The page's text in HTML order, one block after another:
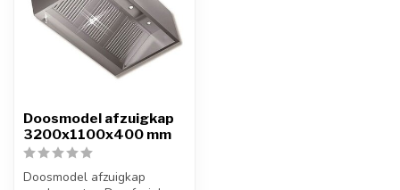
Doosmodel afzuigkap
3200x1100x400 mm
Doosmodel afzuigkap